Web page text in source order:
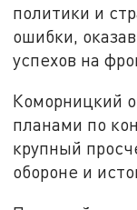
политики и
ошибки,
успехов на
Коморницкий
планами по
крупный
обороне и